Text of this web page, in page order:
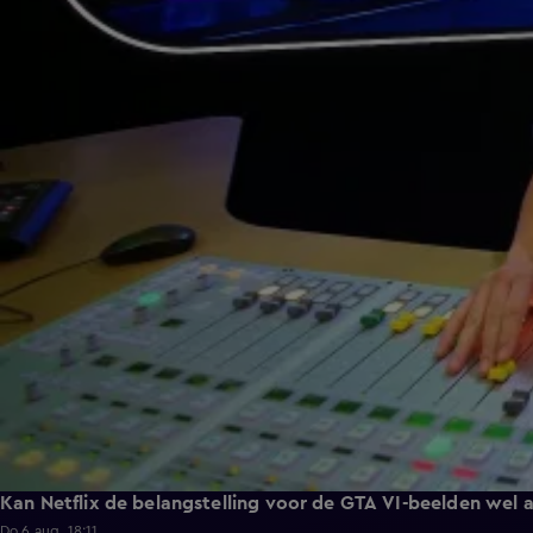
Kan Netflix de belangstelling voor de GTA VI-beelden wel